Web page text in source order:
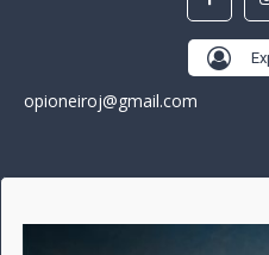
opioneiroj@gmail.com
A história do Pioneiro inicia em